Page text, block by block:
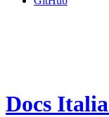
Docs Italia